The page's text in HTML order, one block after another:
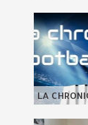
LA